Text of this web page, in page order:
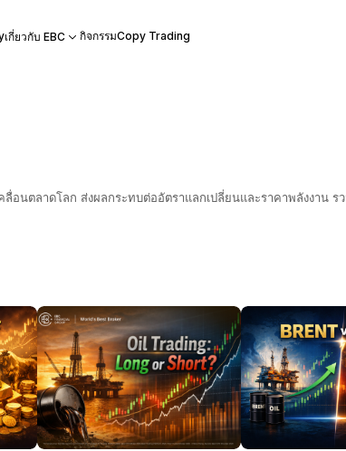
เกี่ยวกับ EBC กิจกรรมCopy Trading
อนตลาดโลก ส่งผลกระทบต่ออัตราแลกเปลี่ยนและราคาพลังงาน